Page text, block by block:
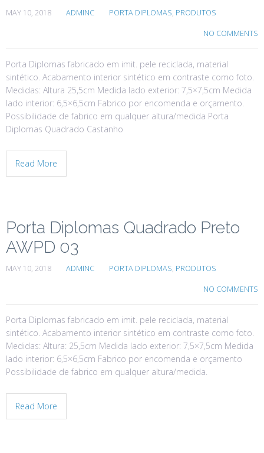
MAY 10, 2018 ADMINC PORTA DIPLOMAS, PRODUTOS
NO COMMENTS
Porta Diplomas fabricado em imit. pele reciclada, material
sintético. Acabamento interior sintético em contraste como foto.
Medidas: Altura 25,5cm Medida lado exterior: 7,5×7,5cm Medida
lado interior: 6,5×6,5cm Fabrico por encomenda e orçamento.
Possibilidade de fabrico em qualquer altura/medida Porta
Diplomas Quadrado Castanho
Read More
Porta Diplomas Quadrado Preto
AWPD 03
MAY 10, 2018 ADMINC PORTA DIPLOMAS, PRODUTOS
NO COMMENTS
Porta Diplomas fabricado em imit. pele reciclada, material
sintético. Acabamento interior sintético em contraste como foto.
Medidas: Altura: 25,5cm Medida lado exterior: 7,5×7,5cm Medida
lado interior: 6,5×6,5cm Fabrico por encomenda e orçamento
Possibilidade de fabrico em qualquer altura/medida.
Read More